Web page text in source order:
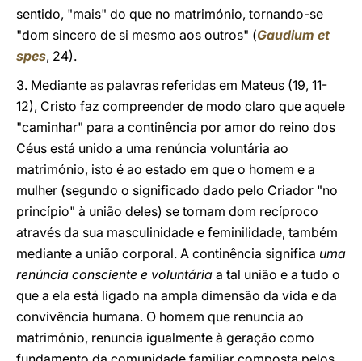
sentido, "mais" do que no matrimónio, tornando-se
"dom sincero de si mesmo aos outros" (Gaudium et
spes, 24).
3. Mediante as palavras referidas em Mateus (19, 11-
12), Cristo faz compreender de modo claro que aquele
"caminhar" para a continência por amor do reino dos
Céus está unido a uma renúncia voluntária ao
matrimónio, isto é ao estado em que o homem e a
mulher (segundo o significado dado pelo Criador "no
princípio" à união deles) se tornam dom recíproco
através da sua masculinidade e feminilidade, também
mediante a união corporal. A continência significa uma
renúncia consciente e voluntária a tal união e a tudo o
que a ela está ligado na ampla dimensão da vida e da
convivência humana. O homem que renuncia ao
matrimónio, renuncia igualmente à geração como